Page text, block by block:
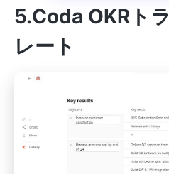
5.Coda OKRト
レート